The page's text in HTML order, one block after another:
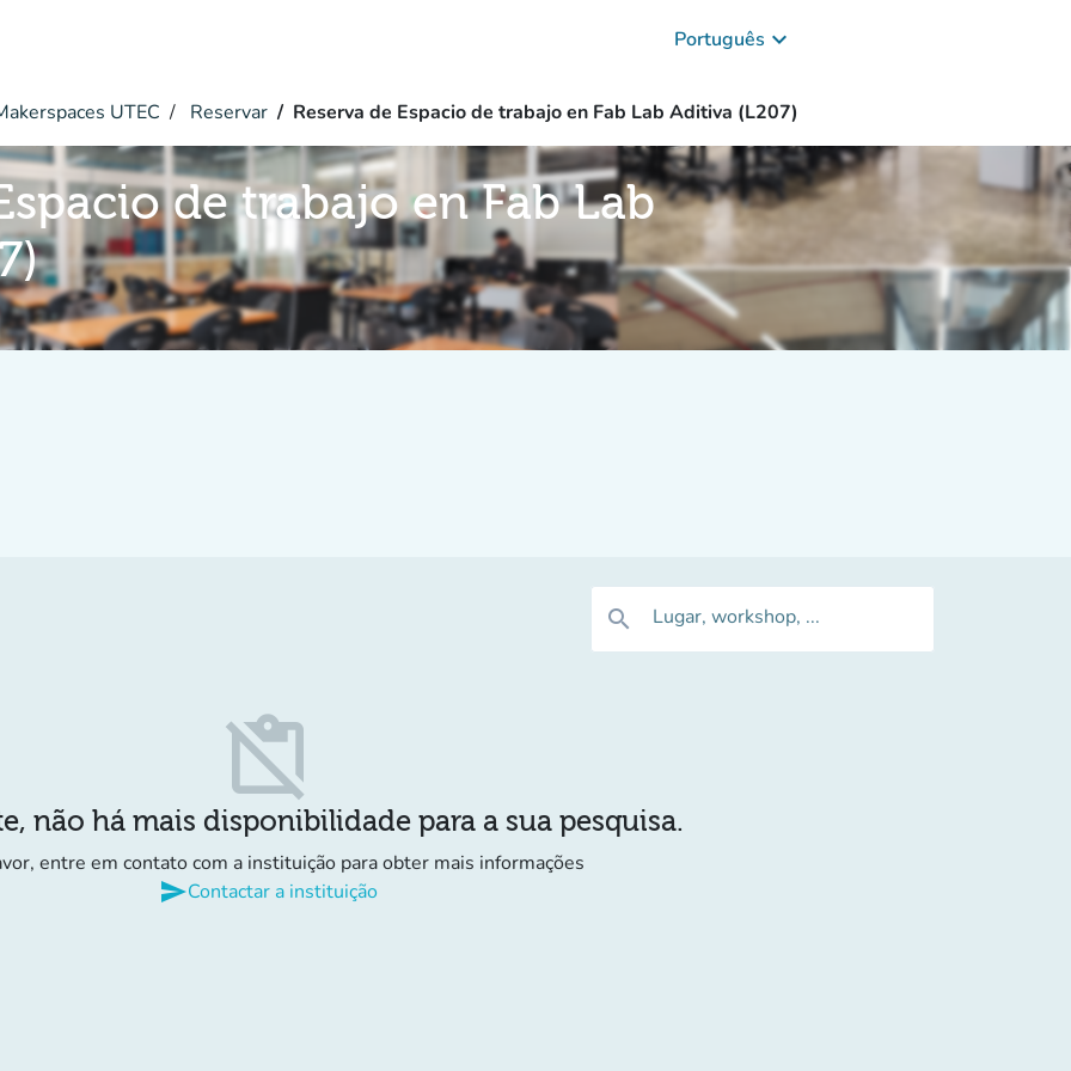
Português keyboard_arrow_down
UTEC Reservar Reserva de Espacio de trabajo en Fab Lab Aditiva (L207)
de trabajo en Fab Lab
search Lugar, workshop, ...
content_paste_off
não há mais disponibilidade para a sua pesquisa.
entre em contato com a instituição para obter mais informações
sendContactar a instituição